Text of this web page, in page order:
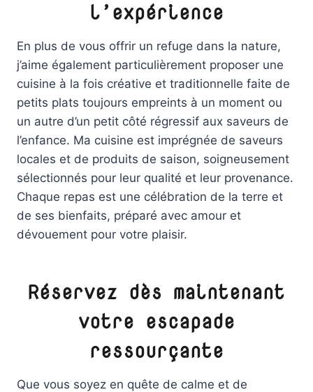
l’expérience
En plus de vous offrir un refuge dans la nature,
j’aime également particulièrement proposer une
cuisine à la fois créative et traditionnelle faite de
petits plats toujours empreints à un moment ou
un autre d’un petit côté régressif aux saveurs de
l’enfance. Ma cuisine est imprégnée de saveurs
locales et de produits de saison, soigneusement
sélectionnés pour leur qualité et leur provenance.
Chaque repas est une célébration de la terre et
de ses bienfaits, préparé avec amour et
dévouement pour votre plaisir.
Réservez dès maintenant
votre escapade
ressourçante
Que vous soyez en quête de calme et de